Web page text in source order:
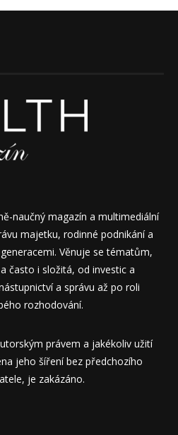
naučný magazín a multimediální
majetku, rodinné podnikání a
Věnuje se tématům,
často i složitá, od investic a
a správu až po roli
rozhodování.
právem a jakékoliv užití
jeho šíření bez předchozího
je zakázáno.